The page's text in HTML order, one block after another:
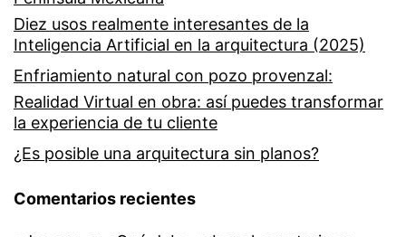
Diez usos realmente interesantes de la
Inteligencia Artificial en la arquitectura (2025)
Enfriamiento natural con pozo provenzal:
Realidad Virtual en obra: así puedes transformar
la experiencia de tu cliente
¿Es posible una arquitectura sin planos?
Comentarios recientes